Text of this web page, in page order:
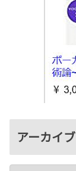
アーカイブ